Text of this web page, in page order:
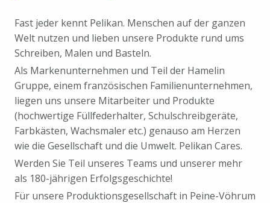
Fast jeder kennt Pelikan. Menschen auf der ganzen
Welt nutzen und lieben unsere Produkte rund ums
Schreiben, Malen und Basteln.
Als Markenunternehmen und Teil der Hamelin
Gruppe, einem französischen Familienunternehmen,
liegen uns unsere Mitarbeiter und Produkte
(hochwertige Füllfederhalter, Schulschreibgeräte,
Farbkästen, Wachsmaler etc.) genauso am Herzen
wie die Gesellschaft und die Umwelt. Pelikan Cares.
Werden Sie Teil unseres Teams und unserer mehr
als 180-jährigen Erfolgsgeschichte!
Für unsere Produktionsgesellschaft in Peine-Vöhrum